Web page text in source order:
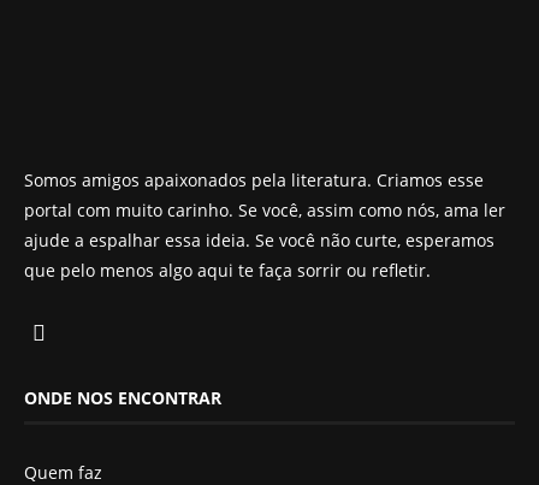
Somos amigos apaixonados pela literatura. Criamos esse
portal com muito carinho. Se você, assim como nós, ama ler
ajude a espalhar essa ideia. Se você não curte, esperamos
que pelo menos algo aqui te faça sorrir ou refletir.
ONDE NOS ENCONTRAR
Quem faz